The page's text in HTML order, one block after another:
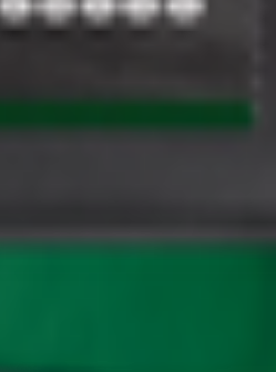
облисполкомом